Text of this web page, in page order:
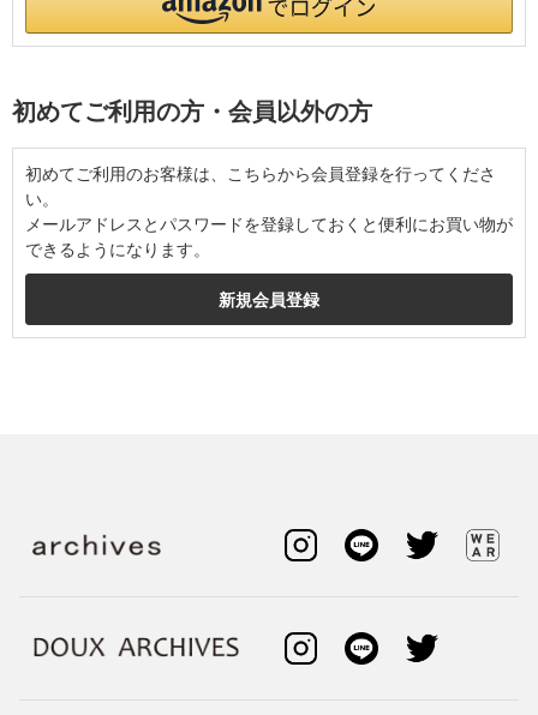
初めてご利用の方・会員以外の方
初めてご利用のお客様は、こちらから会員登録を行ってくださ
い。
メールアドレスとパスワードを登録しておくと便利にお買い物が
できるようになります。